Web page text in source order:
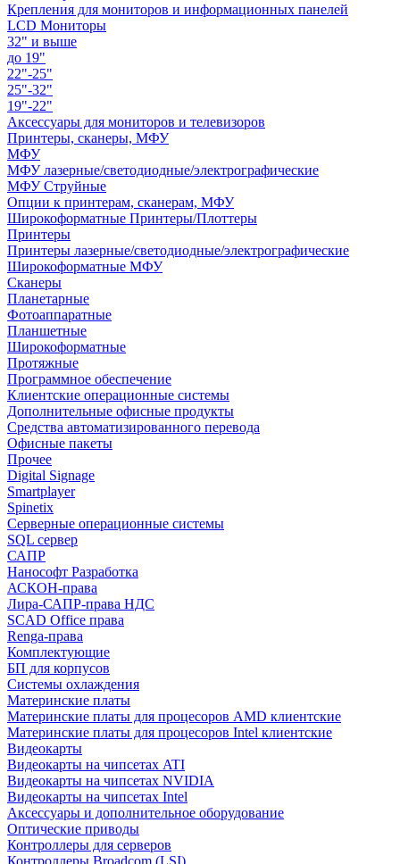
Крепления для мониторов и информационных панелей
LCD Мониторы
32" и выше
до 19"
22"-25"
25"-32"
19"-22"
Аксессуары для мониторов и телевизоров
Принтеры, сканеры, МФУ
МФУ
МФУ лазерные/светодиодные/электрографические
МФУ Струйные
Опции к принтерам, сканерам, МФУ
Широкоформатные Принтеры/Плоттеры
Принтеры
Принтеры лазерные/светодиодные/электрографические
Широкоформатные МФУ
Сканеры
Планетарные
Фотоаппаратные
Планшетные
Широкоформатные
Протяжные
Программное обеспечение
Клиентские операционные системы
Дополнительные офисные продукты
Средства автоматизированного перевода
Офисные пакеты
Прочее
Digital Signage
Smartplayer
Spinetix
Серверные операционные системы
SQL сервер
САПР
Нанософт Разработка
АСКОН-права
Лира-САПР-права НДС
SCAD Office права
Renga-права
Комплектующие
БП для корпусов
Системы охлаждения
Материнские платы
Материнские платы для процесоров AMD клиентские
Материнские платы для процесоров Intel клиентские
Видеокарты
Видеокарты на чипсетах ATI
Видеокарты на чипсетах NVIDIA
Видеокарты на чипсетах Intel
Аксессуары и дополнительное оборудование
Оптические приводы
Контроллеры для серверов
Контроллеры Broadcom (LSI)